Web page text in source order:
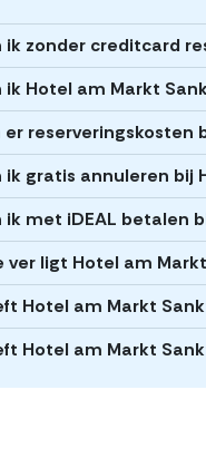
ik zonder creditcard
ik Hotel am Markt
er reserveringskosten
ik gratis annuleren bij
ik met iDEAL betalen
ver ligt Hotel am
Hotel am Markt
Hotel am Markt